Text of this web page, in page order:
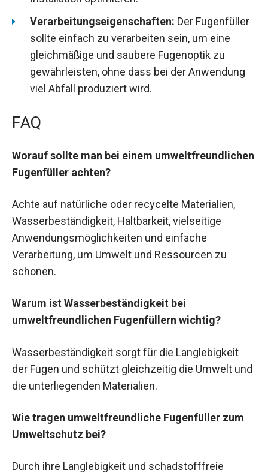
Verarbeitungseigenschaften: Der Fugenfüller
sollte einfach zu verarbeiten sein, um eine
gleichmäßige und saubere Fugenoptik zu
gewährleisten, ohne dass bei der Anwendung
viel Abfall produziert wird.
FAQ
Worauf sollte man bei einem umweltfreundlichen
Fugenfüller achten?
Achte auf natürliche oder recycelte Materialien,
Wasserbeständigkeit, Haltbarkeit, vielseitige
Anwendungsmöglichkeiten und einfache
Verarbeitung, um Umwelt und Ressourcen zu
schonen.
Warum ist Wasserbeständigkeit bei
umweltfreundlichen Fugenfüllern wichtig?
Wasserbeständigkeit sorgt für die Langlebigkeit
der Fugen und schützt gleichzeitig die Umwelt und
die unterliegenden Materialien.
Wie tragen umweltfreundliche Fugenfüller zum
Umweltschutz bei?
Durch ihre Langlebigkeit und schadstofffreie